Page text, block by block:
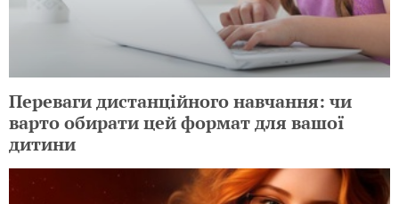
Переваги дистанційного навчання: чи
варто обирати цей формат для вашої
дитини